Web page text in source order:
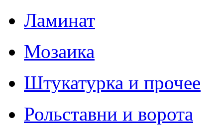
Ламинат
Мозаика
Штукатурка и прочее
Рольставни и ворота